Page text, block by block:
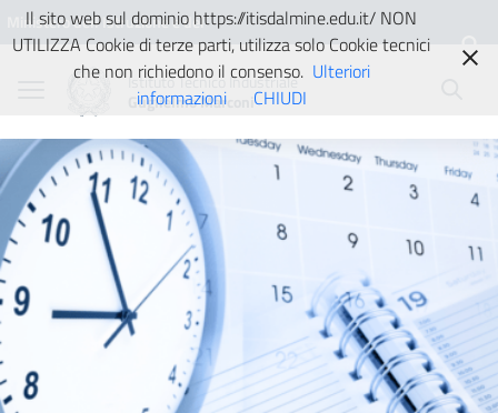
Vai ai contenuti
Vai al menu di navigazione
Vai al footer
Ministero dell'Istruzione e del
Istituto Tecnico Industriale
Guglielmo Marconi
Il sito web sul dominio https://itisdalmine.edu.it/ NON
UTILIZZA Cookie di terze parti, utilizza solo Cookie tecnici
che non richiedono il consenso. Ulteriori
informazioni
CHIUDI